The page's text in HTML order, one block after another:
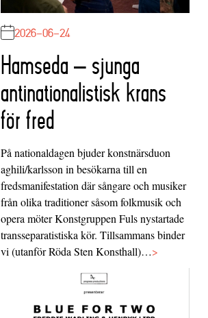
2026-06-24
Hamseda – sjunga
antinationalistisk krans
för fred
På nationaldagen bjuder konstnärsduon
aghili/karlsson in besökarna till en
fredsmanifestation där sångare och musiker
från olika traditioner såsom folkmusik och
opera möter Konstgruppen Fuls nystartade
transseparatistiska kör. Tillsammans binder
vi (utanför Röda Sten Konsthall)…>